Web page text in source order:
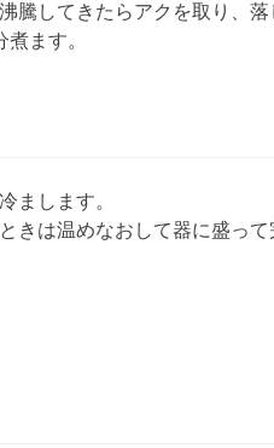
騰してきたらアクを取り、落
ます。
まします。
きは温めなおして器に盛って